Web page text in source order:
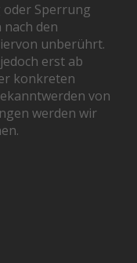
Sperrung
den
unberührt.
erst ab
konkreten
von
werden wir